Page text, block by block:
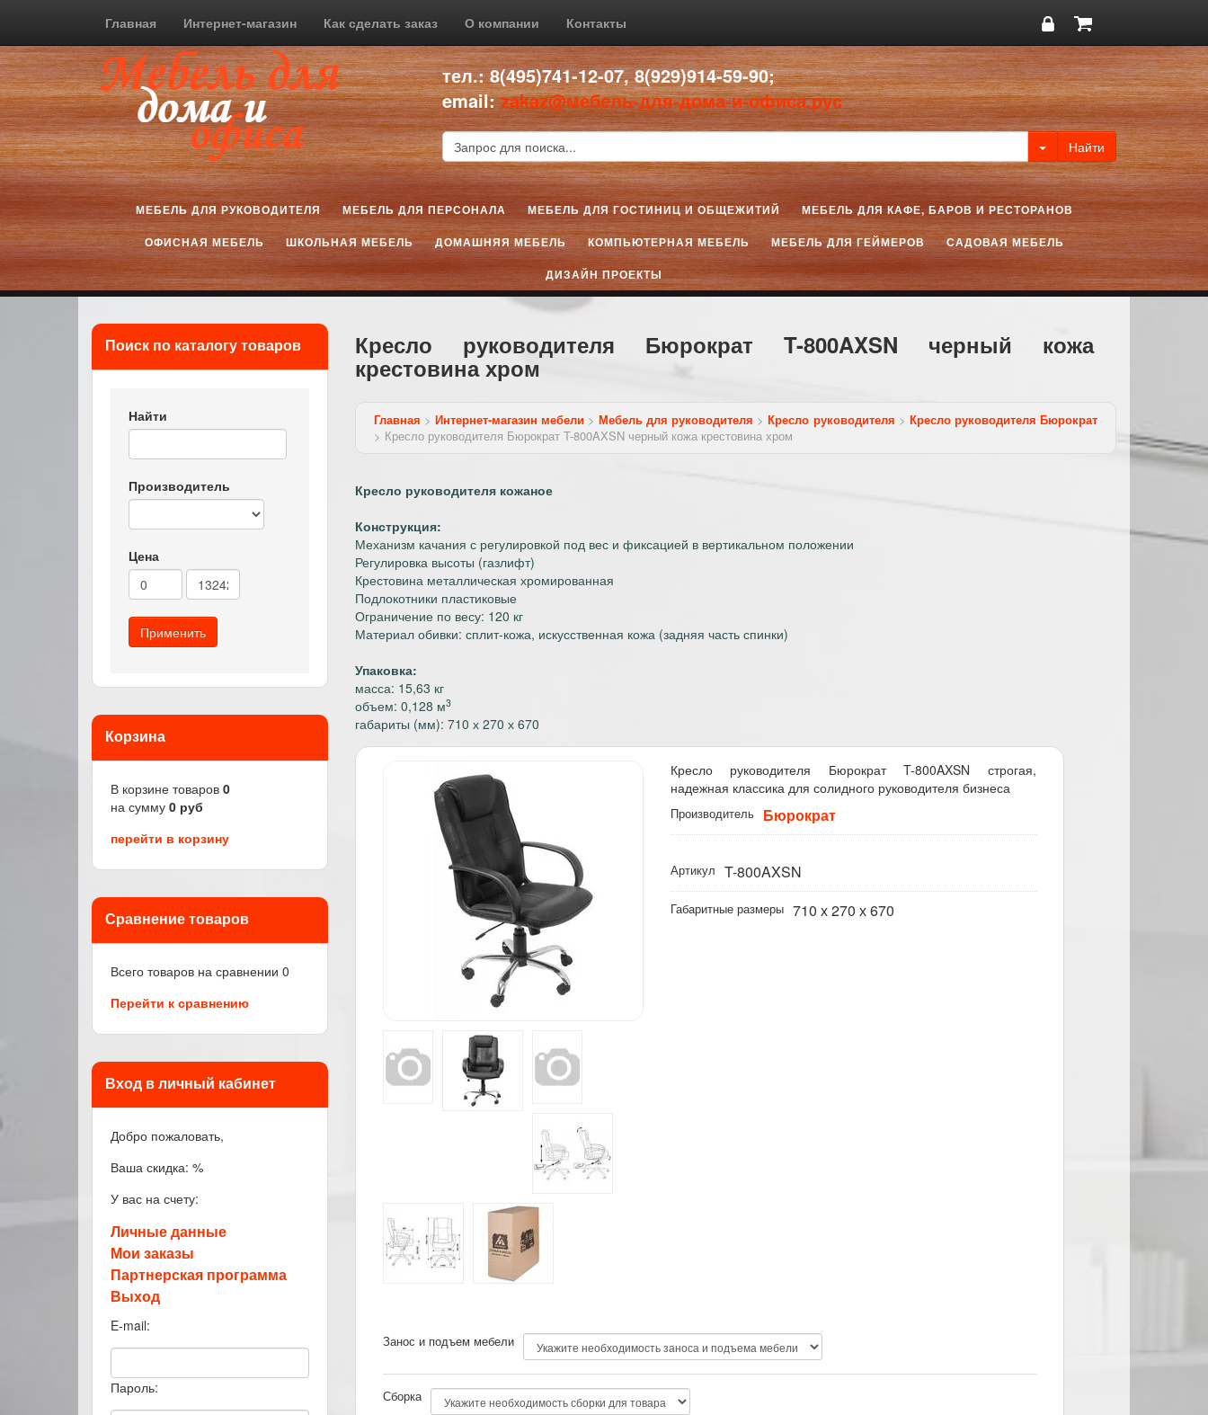
Главная Интернет-магазин Как сделать заказ О компании Контакты
тел.: 8(495)741-12-07, 8(929)914-59-90;
email:zakaz@мебель-для-дома-и-офиса.рус
МЕБЕЛЬ ДЛЯ РУКОВОДИТЕЛЯ МЕБЕЛЬ ДЛЯ ПЕРСОНАЛА МЕБЕЛЬ ДЛЯ ГОСТИНИЦ И ОБЩЕЖИТИЙ
МЕБЕЛЬ ДЛЯ КАФЕ, БАРОВ И РЕСТОРАНОВ
ОФИСНАЯ МЕБЕЛЬ
ШКОЛЬНАЯ МЕБЕЛЬ ДОМАШНЯЯ МЕБЕЛЬ КОМПЬЮТЕРНАЯ МЕБЕЛЬ МЕБЕЛЬ ДЛЯ ГЕЙМЕРОВ
САДОВАЯ МЕБЕЛЬ
ДИЗАЙН ПРОЕКТЫ
Кресло руководителя Бюрократ T-800AXSN черный кожа
крестовина хром
Главная > Интернет-магазин мебели >Мебель для руководителя >Кресло руководителя > Кресло руководителя Бюрократ
> Кресло руководителя Бюрократ T-800AXSN черный кожа крестовина хром
Кресло руководителя кожаное
Конструкция:
Механизм качания с регулировкой под вес и фиксацией в вертикальном положении
Регулировка высоты (газлифт)
Крестовина металлическая хромированная
Подлокотники пластиковые
Ограничение по весу: 120 кг
Материал обивки: сплит-кожа, искусственная кожа (задняя часть спинки)
Упаковка:
масса: 15,63 кг
объем: 0,128 м3
габариты (мм): 710 х 270 х 670
Кресло руководителя Бюрократ T-800AXSN строгая,
надежная классика для солидного руководителя бизнеса
Производитель Бюрократ
Артикул T-800AXSN
Габаритные размеры 710 х 270 х 670
Занос и подъем мебели
Сборка
Поиск по каталогу товаров
Найти
Производитель
Цена
Корзина
В корзине товаров 0
на сумму 0 руб
перейти в корзину
Сравнение товаров
Всего товаров на сравнении 0
Перейти к сравнению
Вход в личный кабинет
Добро пожаловать,
Ваша скидка: %
У вас на счету:
Личные данные
Мои заказы
Партнерская программа
Выход
E-mail:
Пароль: